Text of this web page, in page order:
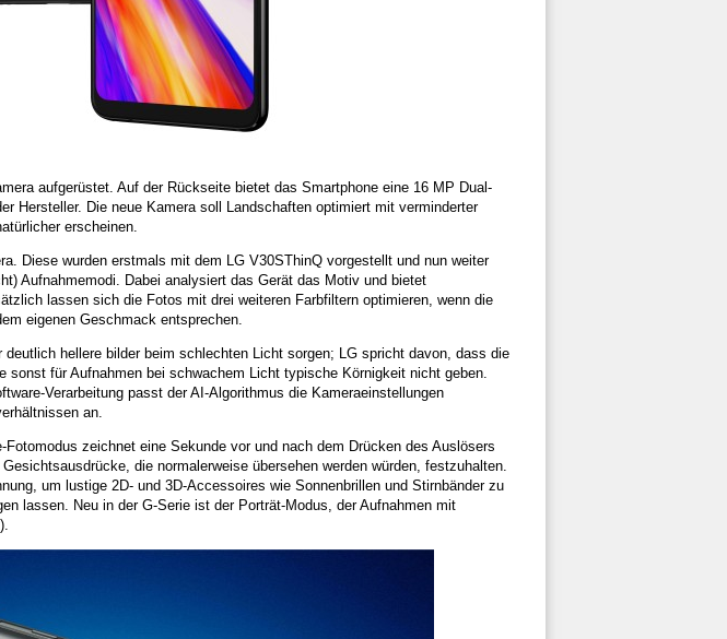
aufgerüstet. Auf der Rückseite bietet das Smartphone eine 16 MP Dual-
Hersteller. Die neue Kamera soll Landschaften optimiert mit verminderter
erscheinen.
Diese wurden erstmals mit dem LG V30SThinQ vorgestellt und nun weiter
Aufnahmemodi. Dabei analysiert das Gerät das Motiv und bietet
lassen sich die Fotos mit drei weiteren Farbfiltern optimieren, wenn die
eigenen Geschmack entsprechen.
hellere bilder beim schlechten Licht sorgen; LG spricht davon, dass die
für Aufnahmen bei schwachem Licht typische Körnigkeit nicht geben.
Verarbeitung passt der AI-Algorithmus die Kameraeinstellungen
an.
zeichnet eine Sekunde vor und nach dem Drücken des Auslösers
die normalerweise übersehen werden würden, festzuhalten.
um lustige 2D- und 3D-Accessoires wie Sonnenbrillen und Stirnbänder zu
lassen. Neu in der G-Serie ist der Porträt-Modus, der Aufnahmen mit